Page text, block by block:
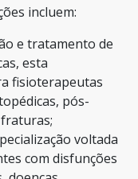
incluem:
e tratamento de
esta
fisioterapeutas
pós-
voltada
com disfunções